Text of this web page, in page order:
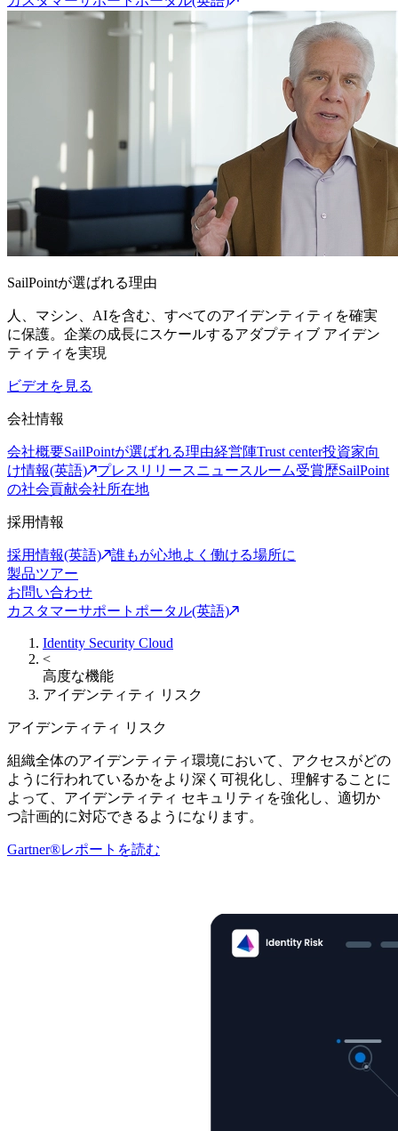
SailPointが選ばれる理由
人、マシン、AIを含む、すべてのアイデンティティを確実
に保護。企業の成長にスケールするアダプティブ アイデン
ティティを実現
ビデオを見る
会社情報
会社概要SailPointが選ばれる理由経営陣Trust center投資家向
け情報(英語)
プレスリリースニュースルーム受賞歴SailPoint
の社会貢献会社所在地
採用情報
採用情報(英語)
誰もが心地よく働ける場所に
製品ツアー
お問い合わせ
カスタマーサポートポータル(英語)
Identity Security Cloud
<
高度な機能
アイデンティティ リスク
アイデンティティ リスク
組織全体のアイデンティティ環境において、アクセスがどの
ように行われているかをより深く可視化し、理解することに
よって、アイデンティティ セキュリティを強化し、適切か
つ計画的に対応できるようになります。
Gartner®レポートを読む